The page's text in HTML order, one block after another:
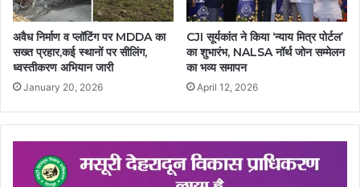
अवैध निर्माण व प्लॉटिंग पर MDDA का
सख्त प्रहार,कई स्थानों पर सीलिंग,
ध्वस्तीकरण अभियान जारी
January 20, 2026
CJI सूर्यकांत ने किया ‘न्याय मित्र पोर्टल’
का शुभारंभ, NALSA नॉर्थ जोन सम्मेलन
का भव्य समापन
April 12, 2026